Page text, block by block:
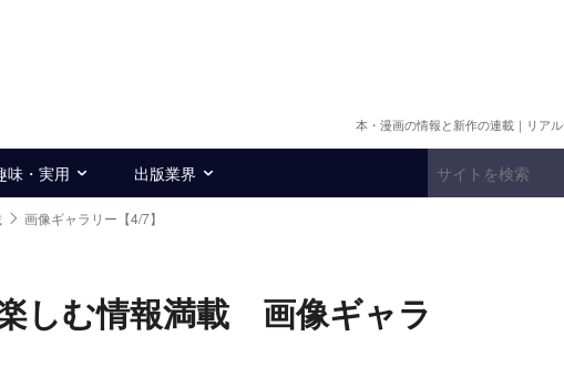
本・漫画の情報と新作の連載｜リア
味・実用 出版業界
画像ギャラリー【4/7】
しむ情報満載 画像ギャラ